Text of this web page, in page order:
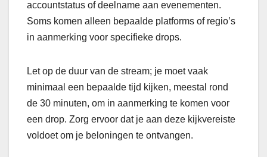
accountstatus of deelname aan evenementen.
Soms komen alleen bepaalde platforms of regio’s
in aanmerking voor specifieke drops.
Let op de duur van de stream; je moet vaak
minimaal een bepaalde tijd kijken, meestal rond
de 30 minuten, om in aanmerking te komen voor
een drop. Zorg ervoor dat je aan deze kijkvereiste
voldoet om je beloningen te ontvangen.